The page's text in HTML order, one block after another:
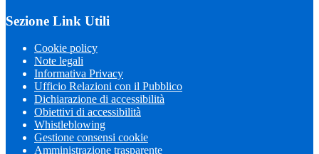
Sezione Link Utili
Cookie policy
Note legali
Informativa Privacy
Ufficio Relazioni con il Pubblico
Dichiarazione di accessibilità
Obiettivi di accessibilità
Whistleblowing
Gestione consensi cookie
Amministrazione trasparente